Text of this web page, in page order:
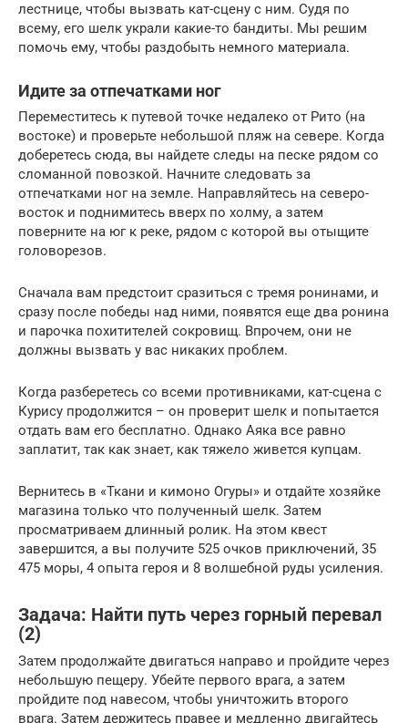
лестнице, чтобы вызвать кат-сцену с ним. Судя по
всему, его шелк украли какие-то бандиты. Мы решим
помочь ему, чтобы раздобыть немного материала.
Идите за отпечатками ног
Переместитесь к путевой точке недалеко от Рито (на
востоке) и проверьте небольшой пляж на севере. Когда
доберетесь сюда, вы найдете следы на песке рядом со
сломанной повозкой. Начните следовать за
отпечатками ног на земле. Направляйтесь на северо-
восток и поднимитесь вверх по холму, а затем
поверните на юг к реке, рядом с которой вы отыщите
головорезов.
Сначала вам предстоит сразиться с тремя ронинами, и
сразу после победы над ними, появятся еще два ронина
и парочка похитителей сокровищ. Впрочем, они не
должны вызвать у вас никаких проблем.
Когда разберетесь со всеми противниками, кат-сцена с
Курису продолжится – он проверит шелк и попытается
отдать вам его бесплатно. Однако Аяка все равно
заплатит, так как знает, как тяжело живется купцам.
Вернитесь в «Ткани и кимоно Огуры» и отдайте хозяйке
магазина только что полученный шелк. Затем
просматриваем длинный ролик. На этом квест
завершится, а вы получите 525 очков приключений, 35
475 моры, 4 опыта героя и 8 волшебной руды усиления.
Задача: Найти путь через горный перевал
(2)
Затем продолжайте двигаться направо и пройдите через
небольшую пещеру. Убейте первого врага, а затем
пройдите под навесом, чтобы уничтожить второго
врага. Затем держитесь правее и медленно двигайтесь